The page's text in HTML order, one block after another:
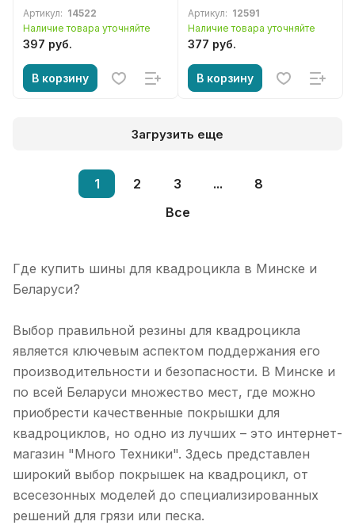
квадроцикла, ATV
Артикул: 14522
Наличие товара уточняйте
397 руб.
В корзину
квадроцикла, ATV
Артикул: 12591
Наличие товара уточняйте
377 руб.
В корзину
Загрузить еще
1 2 3 ...
8
Все
Где купить шины для квадроцикла в Минске и
Беларуси?
Выбор правильной резины для квадроцикла
является ключевым аспектом поддержания его
производительности и безопасности. В Минске и
по всей Беларуси множество мест, где можно
приобрести качественные покрышки для
квадроциклов, но одно из лучших – это интернет-
магазин "Много Техники". Здесь представлен
широкий выбор покрышек на квадроцикл, от
всесезонных моделей до специализированных
решений для грязи или песка.